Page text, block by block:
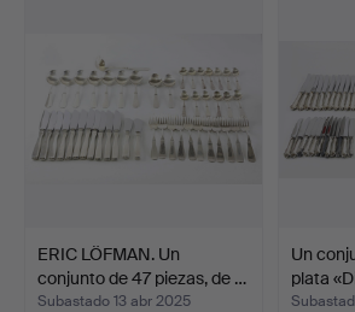
ERIC LÖFMAN. Un
conjunto de 47 piezas, de …
Subastado 13 abr 2025
Un
plata